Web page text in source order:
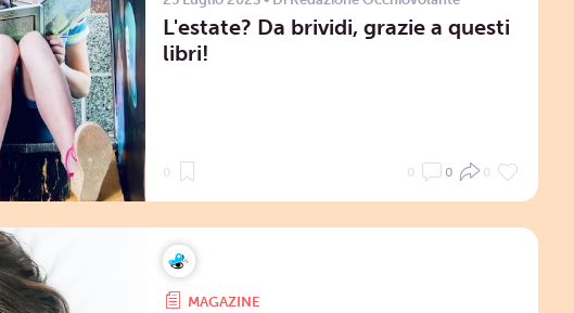
L'estate? Da brividi, grazie a questi
libri!
0 0 0 0
MAGAZINE